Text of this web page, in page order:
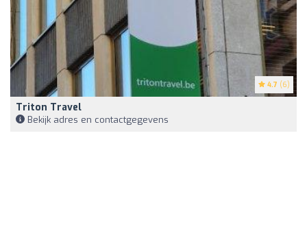
4.7 (6)
Triton Travel
Bekijk adres en contactgegevens